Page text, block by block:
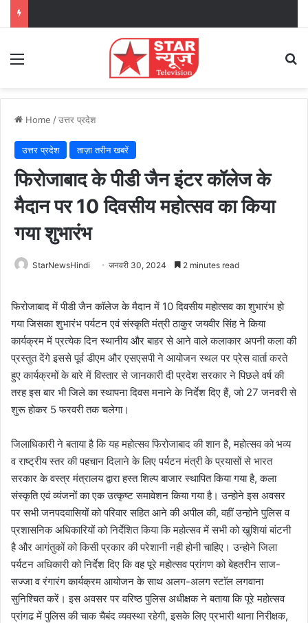
Menu
Home /उत्तर प्रदेश
उत्तर प्रदेश ताज़ा तरीन खबरें
फिरोजाबाद के पीडी जैन इंटर कॉलेज के
मैदान पर 10 दिवसीय महोत्सव का किया
गया शुभारंभ
StarNewsHindi जनवरी 30, 2024 2 minutes read
फिरोजाबाद में पीडी जैन कॉलेज के मैदान में 10 दिवसीय महोत्सव का शुभारंभ हो
गया जिसका शुभारंभ पर्यटन एवं संस्कृति मंत्री ठाकुर जयवीर सिंह ने किया
कार्यक्रम में प्रत्येक दिन स्थानीय और बाहर से आने वाले कलाकार अपनी कला की
प्रस्तुत देंगे इससे पूर्व डीएम और एसएसपी ने आयोजन स्थल पर प्रेस वार्ता करते
हुए कार्यक्रमों के बारे में विस्तार से जानकारी दी प्रदेश सरकार ने पिछले वर्ष की
तरह इस बार भी जिले का स्थापना दिवस मनाने के निर्देश दिए हैं, जो 27 जनवरी से
शुरू होकर 5 फरवरी तक चलेगा।
जिलाधिकारी ने बताया है कि यह महोत्सव फिरोजाबाद की शान है, महोत्सव को भव्य
व राष्ट्रीय स्तर की पहचान दिलाने के लिए पर्यटन मंत्री के प्रयासों से भारत
सरकार के वस्त्र मंत्रालय द्वारा हस्त शिल्प बाजार स्थापित किया गया है, कला
संस्कृति एवं व्यंजनों का एक उत्कृष्ट समावेशन किया गया है। उन्होने इस अवसर
पर सभी जनपदवासियों को परिवार सहित आने की अपील की, वहीं उन्होने पुलिस व
प्रशासनिक अधिकारियों को निर्देशित किया कि महोत्सव में सभी को खुशियां बांटनी
है और आगंतुकों को किसी प्रकार की परेशानी नही होनी चाहिए। उन्होने जिला
पर्यटन अधिकारी को निर्देश दिए कि वह पूरे महोत्सव प्रांगण को बेहतरीन साज-
सज्जा व रंगारंग कार्यक्रम आयोजन के साथ अलग-अलग स्टाॅल लगवाना
सुनिश्चित करें। इस अवसर पर वरिष्ठ पुलिस अधीक्षक ने बताया कि पूरे महोत्सव
प्रांगढ में पुलिस की चाक चैबंद व्यवस्था रहेगी, इसके लिए प्रभारी थाना निरीक्षक,